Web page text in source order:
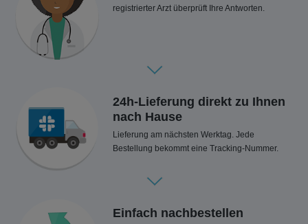
registrierter Arzt überprüft Ihre Antworten.
24h-Lieferung direkt zu Ihnen
nach Hause
Lieferung am nächsten Werktag. Jede
Bestellung bekommt eine Tracking-Nummer.
Einfach nachbestellen